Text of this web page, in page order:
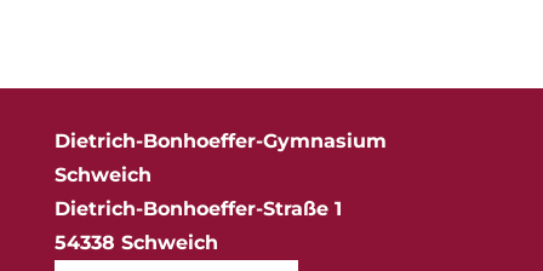
Dietrich-Bonhoeffer-Gymnasium
Schweich
Dietrich-Bonhoeffer-Straße 1
54338 Schweich